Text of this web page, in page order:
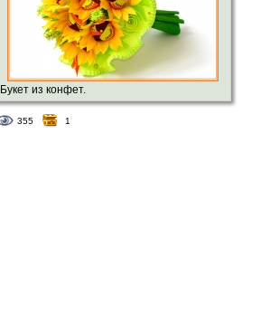
Букет из конфет.
355 1